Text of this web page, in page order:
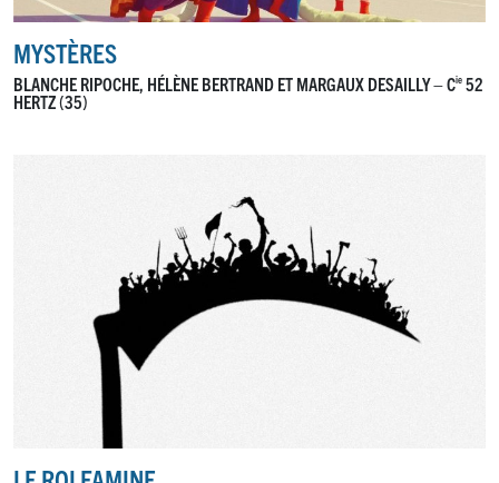
MYSTÈRES
BLANCHE RIPOCHE, HÉLÈNE BERTRAND ET MARGAUX DESAILLY – Cie 52
HERTZ (35)